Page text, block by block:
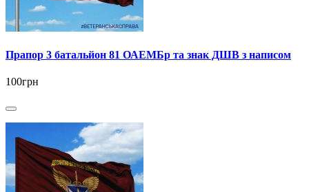
Прапор 3 батальйон 81 ОАЕМБр та знак ДШВ з написом
100грн